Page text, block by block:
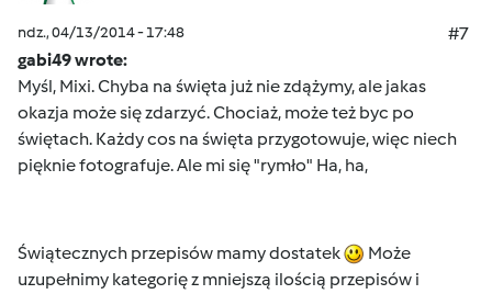
ndz., 04/13/2014 - 17:48
#7
gabi49 wrote:
Myśl, Mixi. Chyba na święta już nie zdążymy, ale jakas
okazja może się zdarzyć. Chociaż, może też byc po
świętach. Każdy cos na święta przygotowuje, więc niech
pięknie fotografuje. Ale mi się "rymło" Ha, ha,
Świątecznych przepisów mamy dostatek
Może
uzupełnimy kategorię z mniejszą ilością przepisów i